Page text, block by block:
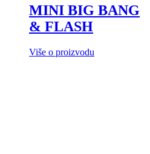
MINI BIG BANG
& FLASH
Više o proizvodu